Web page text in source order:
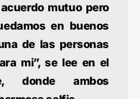
mutuo pero
en buenos
de las personas
mi”, se lee en el
donde ambos